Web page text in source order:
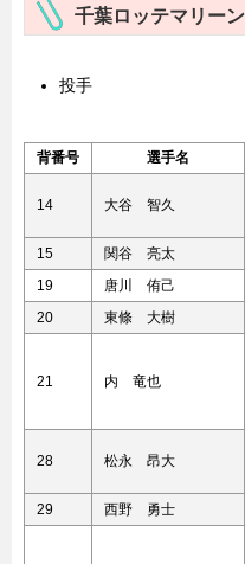
千葉ロッテマリー
投手
背番号 選手名
14 大谷 智久
15
関谷 亮太
19
唐川 侑己
20
東條 大樹
21 内 竜也
28 松永 昂大
29
西野 勇士